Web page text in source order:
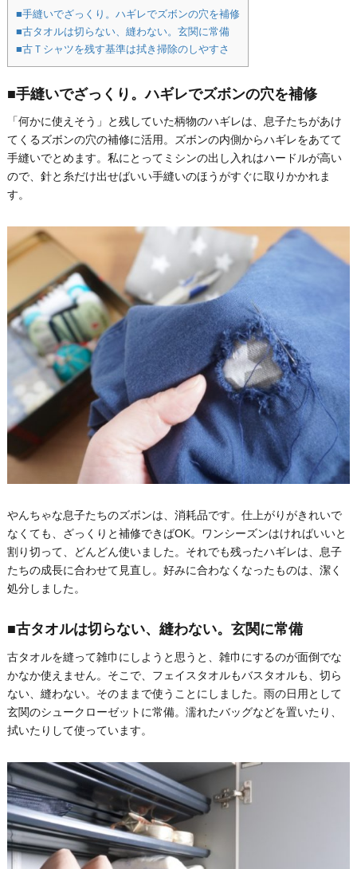
■手縫いでざっくり。ハギレでズボンの穴を補修
■古タオルは切らない、縫わない。玄関に常備
■古Ｔシャツを残す基準は拭き掃除のしやすさ
■手縫いでざっくり。ハギレでズボンの穴を補修
「何かに使えそう」と残していた柄物のハギレは、息子たちがあけ
てくるズボンの穴の補修に活用。ズボンの内側からハギレをあてて
手縫いでとめます。私にとってミシンの出し入れはハードルが高い
ので、針と糸だけ出せばいい手縫いのほうがすぐに取りかかれま
す。
やんちゃな息子たちのズボンは、消耗品です。仕上がりがきれいで
なくても、ざっくりと補修できばOK。ワンシーズンはければいいと
割り切って、どんどん使いました。それでも残ったハギレは、息子
たちの成長に合わせて見直し。好みに合わなくなったものは、潔く
処分しました。
■古タオルは切らない、縫わない。玄関に常備
古タオルを縫って雑巾にしようと思うと、雑巾にするのが面倒でな
かなか使えません。そこで、フェイスタオルもバスタオルも、切ら
ない、縫わない。そのままで使うことにしました。雨の日用として
玄関のシュークローゼットに常備。濡れたバッグなどを置いたり、
拭いたりして使っています。